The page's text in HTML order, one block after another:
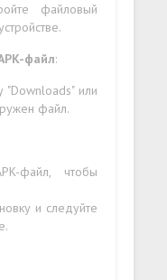
файловый
файл:
"Downloads" или
файл.
файл, чтобы
и следуйте